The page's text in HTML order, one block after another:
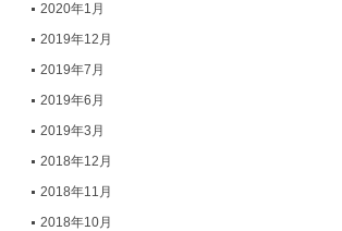
2020年1月
2019年12月
2019年7月
2019年6月
2019年3月
2018年12月
2018年11月
2018年10月